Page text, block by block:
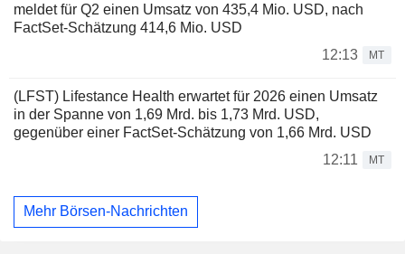
meldet für Q2 einen Umsatz von 435,4 Mio. USD, nach
FactSet-Schätzung 414,6 Mio. USD
12:13
MT
(LFST) Lifestance Health erwartet für 2026 einen Umsatz
in der Spanne von 1,69 Mrd. bis 1,73 Mrd. USD,
gegenüber einer FactSet-Schätzung von 1,66 Mrd. USD
12:11
MT
Mehr Börsen-Nachrichten